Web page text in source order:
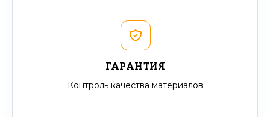
ГАРАНТИЯ
Контроль качества материалов